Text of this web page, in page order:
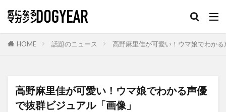
HOME 話題のニュース 高野麻里佳が可愛い！ウマ娘でわか
高野麻里佳が可愛い！ウマ娘でわかる声優
で抜群ビジュアル「画像」